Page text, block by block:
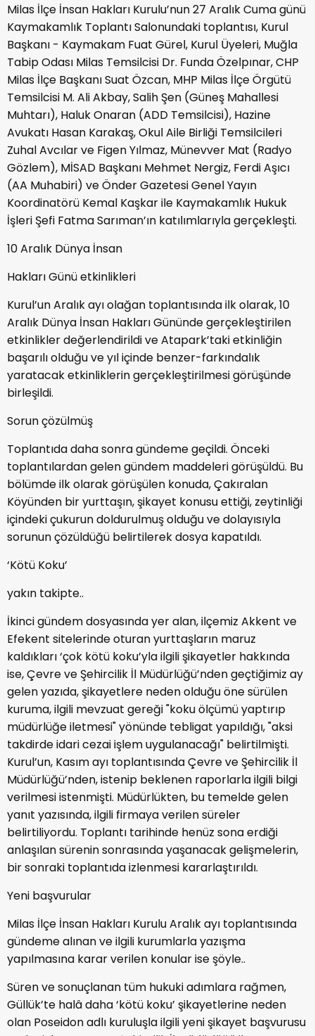
Milas İlçe İnsan Hakları Kurulu’nun 27 Aralık Cuma günü
Kaymakamlık Toplantı Salonundaki toplantısı, Kurul
Başkanı - Kaymakam Fuat Gürel, Kurul Üyeleri, Muğla
Tabip Odası Milas Temsilcisi Dr. Funda Özelpınar, CHP
Milas İlçe Başkanı Suat Özcan, MHP Milas İlçe Örgütü
Temsilcisi M. Ali Akbay, Salih Şen (Güneş Mahallesi
Muhtarı), Haluk Onaran (ADD Temsilcisi), Hazine
Avukatı Hasan Karakaş, Okul Aile Birliği Temsilcileri
Zuhal Avcılar ve Figen Yılmaz, Münevver Mat (Radyo
Gözlem), MİSAD Başkanı Mehmet Nergiz, Ferdi Aşıcı
(AA Muhabiri) ve Önder Gazetesi Genel Yayın
Koordinatörü Kemal Kaşkar ile Kaymakamlık Hukuk
İşleri Şefi Fatma Sarıman’ın katılımlarıyla gerçekleşti.
10 Aralık Dünya İnsan
Hakları Günü etkinlikleri
Kurul’un Aralık ayı olağan toplantısında ilk olarak, 10
Aralık Dünya İnsan Hakları Gününde gerçekleştirilen
etkinlikler değerlendirildi ve Atapark’taki etkinliğin
başarılı olduğu ve yıl içinde benzer-farkındalık
yaratacak etkinliklerin gerçekleştirilmesi görüşünde
birleşildi.
Sorun çözülmüş
Toplantıda daha sonra gündeme geçildi. Önceki
toplantılardan gelen gündem maddeleri görüşüldü. Bu
bölümde ilk olarak görüşülen konuda, Çakıralan
Köyünden bir yurttaşın, şikayet konusu ettiği, zeytinliği
içindeki çukurun doldurulmuş olduğu ve dolayısıyla
sorunun çözüldüğü belirtilerek dosya kapatıldı.
‘Kötü Koku’
yakın takipte..
İkinci gündem dosyasında yer alan, ilçemiz Akkent ve
Efekent sitelerinde oturan yurttaşların maruz
kaldıkları ‘çok kötü koku’yla ilgili şikayetler hakkında
ise, Çevre ve Şehircilik İl Müdürlüğü’nden geçtiğimiz ay
gelen yazıda, şikayetlere neden olduğu öne sürülen
kuruma, ilgili mevzuat gereği "koku ölçümü yaptırıp
müdürlüğe iletmesi" yönünde tebligat yapıldığı, "aksi
takdirde idari cezai işlem uygulanacağı" belirtilmişti.
Kurul’un, Kasım ayı toplantısında Çevre ve Şehircilik İl
Müdürlüğü’nden, istenip beklenen raporlarla ilgili bilgi
verilmesi istenmişti. Müdürlükten, bu temelde gelen
yanıt yazısında, ilgili firmaya verilen süreler
belirtiliyordu. Toplantı tarihinde henüz sona erdiği
anlaşılan sürenin sonrasında yaşanacak gelişmelerin,
bir sonraki toplantıda izlenmesi kararlaştırıldı.
Yeni başvurular
Milas İlçe İnsan Hakları Kurulu Aralık ayı toplantısında
gündeme alınan ve ilgili kurumlarla yazışma
yapılmasına karar verilen konular ise şöyle..
Süren ve sonuçlanan tüm hukuki adımlara rağmen,
Güllük’te halâ daha ‘kötü koku’ şikayetlerine neden
olan Poseidon adlı kuruluşla ilgili yeni şikayet başvurusu